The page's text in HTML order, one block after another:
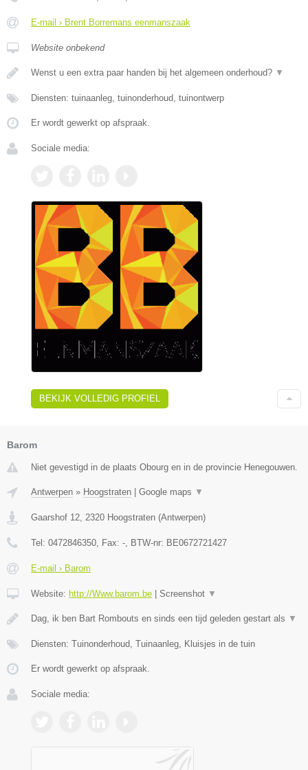
E-mail › Brent Borremans eenmanszaak
Website onbekend
Wenst u een extra paar handen bij het algemeen onderhoud? ▼
Diensten: tuinaanleg, tuinonderhoud, tuinontwerp
Er wordt gewerkt op afspraak.
Sociale media:
BEKIJK VOLLEDIG PROFIEL
Barom
Niet gevestigd in de plaats Obourg en in de provincie Henegouwen.
Antwerpen » Hoogstraten Google maps ▼
Gaarshof 12, 2320 Hoogstraten (Antwerpen)
Tel: 0472846350, Fax: -, BTW-nr: BE0672721427
E-mail › Barom
Website: http://Www.barom.be Screenshot ▼
Dag, ik ben Bart Rombouts en sinds een tijd geleden gestart als ▼
Diensten: Tuinonderhoud, Tuinaanleg, Kluisjes in de tuin
Er wordt gewerkt op afspraak.
Sociale media: